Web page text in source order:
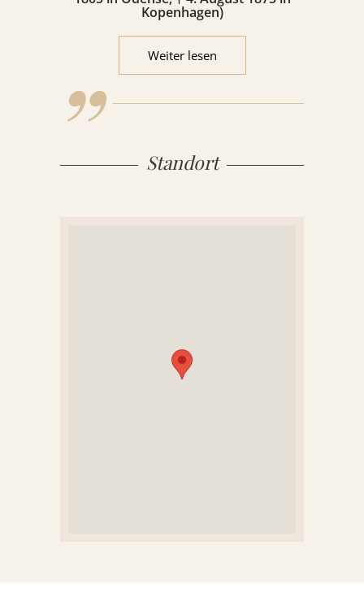
Kind nur sein konnte, und hatte
Flügel an den Schultern, hinab bis zu
den Füßen. Oh, es war ein Duft in
seinen Zimmern, und wie hell und
Kopenhagen)
Weiter lesen
„
Standort